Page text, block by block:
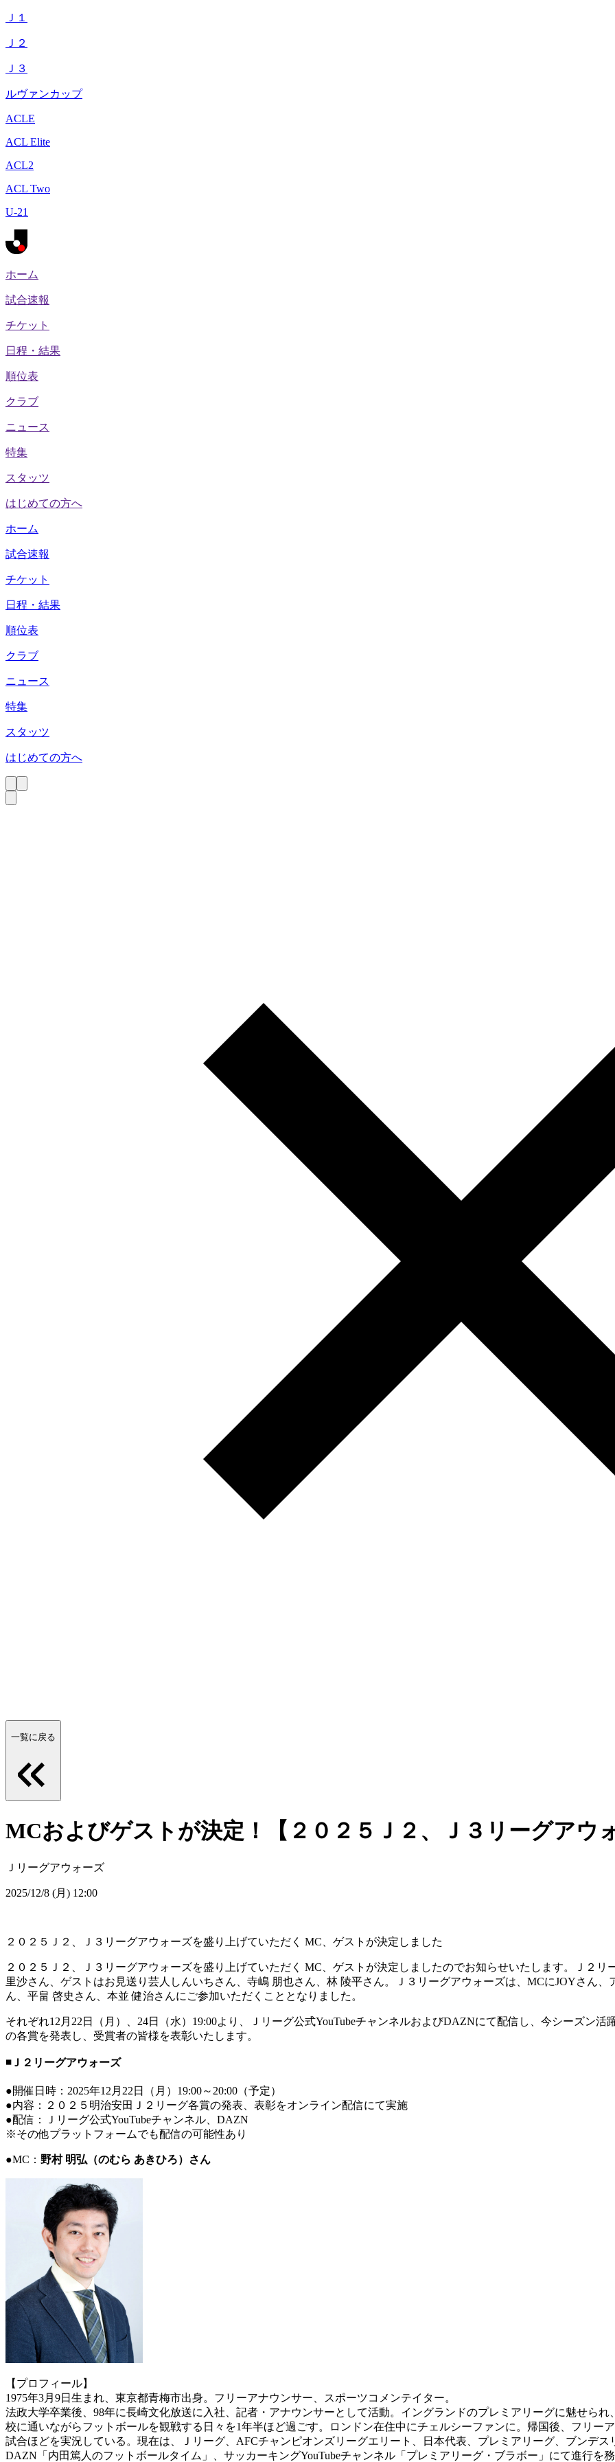
Ｊ１
Ｊ２
Ｊ３
ルヴァンカップ
ACLE
ACL Elite
ACL2
ACL Two
U-21
ホーム
試合速報
チケット
日程・結果
順位表
クラブ
ニュース
特集
スタッツ
はじめての方へ
ホーム
試合速報
チケット
日程・結果
順位表
クラブ
ニュース
特集
スタッツ
はじめての方へ
一覧に戻る
MCおよびゲストが決定！【２０２５Ｊ２、Ｊ３リーグアウ
Ｊリーグアウォーズ
2025/12/8 (月) 12:00
２０２５Ｊ２、Ｊ３リーグアウォーズを盛り上げていただく MC、ゲストが決定しました
２０２５Ｊ２、Ｊ３リーグアウォーズを盛り上げていただく MC、ゲストが決定しましたのでお知らせいたします。Ｊ２
里沙さん、ゲストはお見送り芸人しんいちさん、寺嶋 朋也さん、林 陵平さん。Ｊ３リーグアウォーズは、MCにJOYさん
ん、平畠 啓史さん、本並 健治さんにご参加いただくこととなりました。
それぞれ12月22日（月）、24日（水）19:00より、Ｊリーグ公式YouTubeチャンネルおよびDAZNにて配信し、今シーズン
の各賞を発表し、受賞者の皆様を表彰いたします。
◾️Ｊ２リーグアウォーズ
●開催日時：2025年12月22日（月）19:00～20:00（予定）
●内容：２０２５明治安田Ｊ２リーグ各賞の発表、表彰をオンライン配信にて実施
●配信：Ｊリーグ公式YouTubeチャンネル、DAZN
※その他プラットフォームでも配信の可能性あり
●MC： 野村 明弘（のむら あきひろ）さん
【プロフィール】
1975年3月9日生まれ、東京都青梅市出身。フリーアナウンサー、スポーツコメンテイター。
法政大学卒業後、98年に長崎文化放送に入社、記者・アナウンサーとして活動。イングランドのプレミアリーグに魅せら
校に通いながらフットボールを観戦する日々を1年半ほど過ごす。ロンドン在住中にチェルシーファンに。帰国後、フリー
試合ほどを実況している。現在は、Ｊリーグ、AFCチャンピオンズリーグエリート、日本代表、プレミアリーグ、ブンデ
DAZN「内田篤人のフットボールタイム」、サッカーキングYouTubeチャンネル「プレミアリーグ・ブラボー」にて進行を